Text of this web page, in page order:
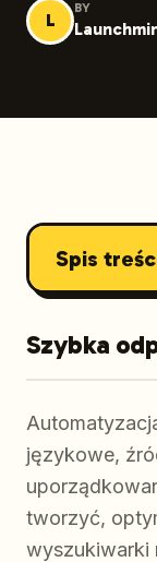
L
BY
Spis
Szybka
językowe,
tworzyć,
wyszukiwarki